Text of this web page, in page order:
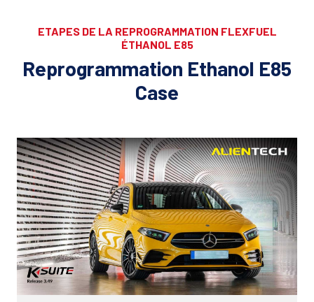
ETAPES DE LA REPROGRAMMATION FLEXFUEL
ÉTHANOL E85
Reprogrammation Ethanol E85
Case